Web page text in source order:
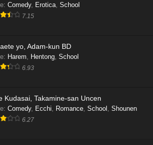
: Comedy, Erotica School
7.15
yo, Adam-kun BD
: Harem Hentong School
6.93
Kudasai, Takamine-san Uncen
: Comedy, Ecchi Romance School Shounen
6.27